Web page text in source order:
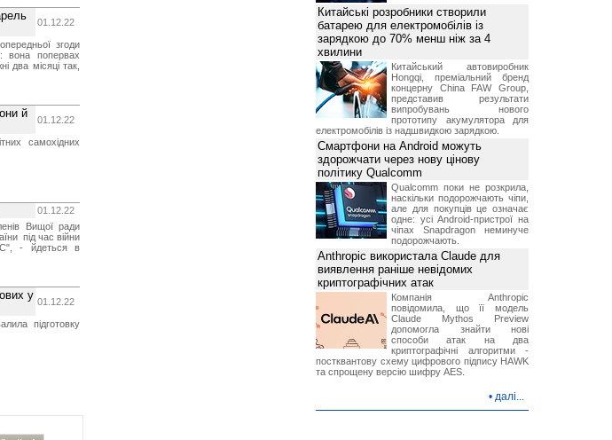
01.12.22
згоди
вона попервах
два місяці так,
й
01.12.22
самохідних
01.12.22
Вищої ради
під час війни
- йдеться в
у 01.12.22
підготовку
Китайські розробники створили
батарею для електромобілів із
зарядкою до 70% менш ніж за 4
хвилини
Китайський автовиробник
Hongqi, преміальний бренд
концерну China FAW Group,
представив результати
випробувань нового
прототипу акумулятора для
електромобілів із надшвидкою зарядкою.
Смартфони на Android можуть
здорожчати через нову цінову
політику Qualcomm
Qualcomm поки не розкрила,
наскільки подорожчають чіпи,
але для покупців це означає
одне: усі Android-пристрої на
чіпах Snapdragon неминуче
подорожчають.
Anthropic використала Claude для
виявлення раніше невідомих
криптографічних атак
Компанія Anthropic
повідомила, що її модель
Claude Mythos Preview
допомогла знайти нові
способи атак на два
криптографічні алгоритми -
постквантову схему цифрового підпису HAWK
та спрощену версію шифру AES.
• далі...